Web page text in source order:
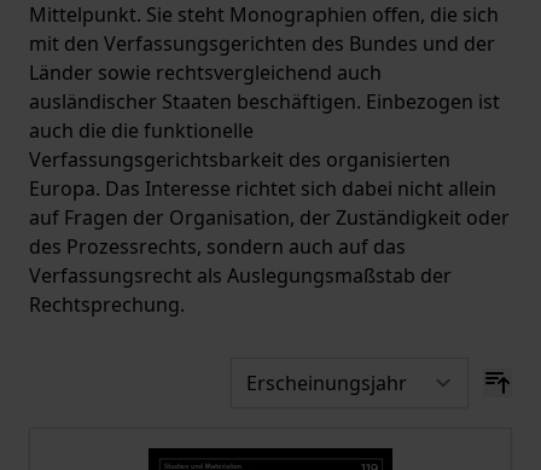
Mittelpunkt. Sie steht Monographien offen, die sich
mit den Verfassungsgerichten des Bundes und der
Länder sowie rechtsvergleichend auch
ausländischer Staaten beschäftigen. Einbezogen ist
auch die die funktionelle
Verfassungsgerichtsbarkeit des organisierten
Europa. Das Interesse richtet sich dabei nicht allein
auf Fragen der Organisation, der Zuständigkeit oder
des Prozessrechts, sondern auch auf das
Verfassungsrecht als Auslegungsmaßstab der
Rechtsprechung.